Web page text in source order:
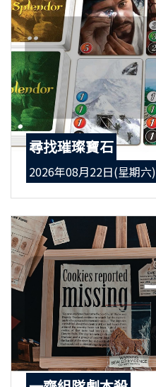
尋找璀璨寶石
2026年08月22日(星期六)